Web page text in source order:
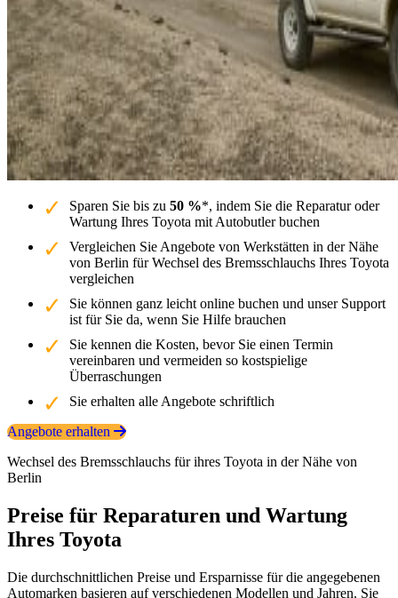
Sparen Sie bis zu 50 %*, indem Sie die Reparatur oder
Wartung Ihres Toyota mit Autobutler buchen
Vergleichen Sie Angebote von Werkstätten in der Nähe
von Berlin für Wechsel des Bremsschlauchs Ihres Toyota
vergleichen
Sie können ganz leicht online buchen und unser Support
ist für Sie da, wenn Sie Hilfe brauchen
Sie kennen die Kosten, bevor Sie einen Termin
vereinbaren und vermeiden so kostspielige
Überraschungen
Sie erhalten alle Angebote schriftlich
Angebote erhalten
Wechsel des Bremsschlauchs für ihres Toyota in der Nähe von
Berlin
Preise für Reparaturen und Wartung
Ihres Toyota
Die durchschnittlichen Preise und Ersparnisse für die angegebenen
Automarken basieren auf verschiedenen Modellen und Jahren. Sie